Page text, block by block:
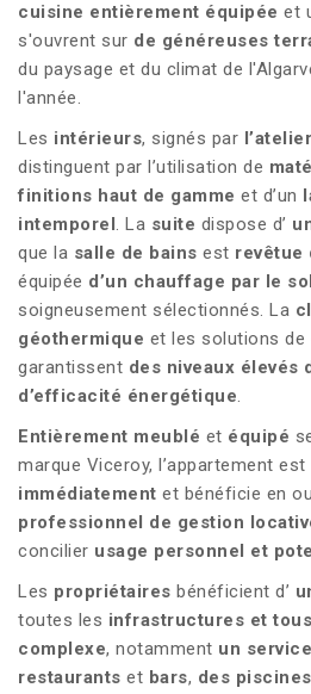
cuisine entièrement équipée et
s'ouvrent sur de généreuses
du paysage et du climat de
l'année.
Les intérieurs, signés par l’atelier
distinguent par l’utilisation de
finitions haut de gamme et d’un
intemporel . La suite dispose d’
que la salle de bains est revêtue
équipée d’un chauffage par le sol
soigneusement sélectionnés. La
géothermique et les solutions
garantissent des niveaux élevés
d’efficacité énergétique.
Entièrement meublé et équipé
marque Viceroy, l’appartement est
immédiatement et bénéficie en
professionnel de gestion
concilier usage personnel et
Les propriétaires bénéficient d’
toutes les infrastructures et
complexe, notamment un
restaurants et bars, des piscines